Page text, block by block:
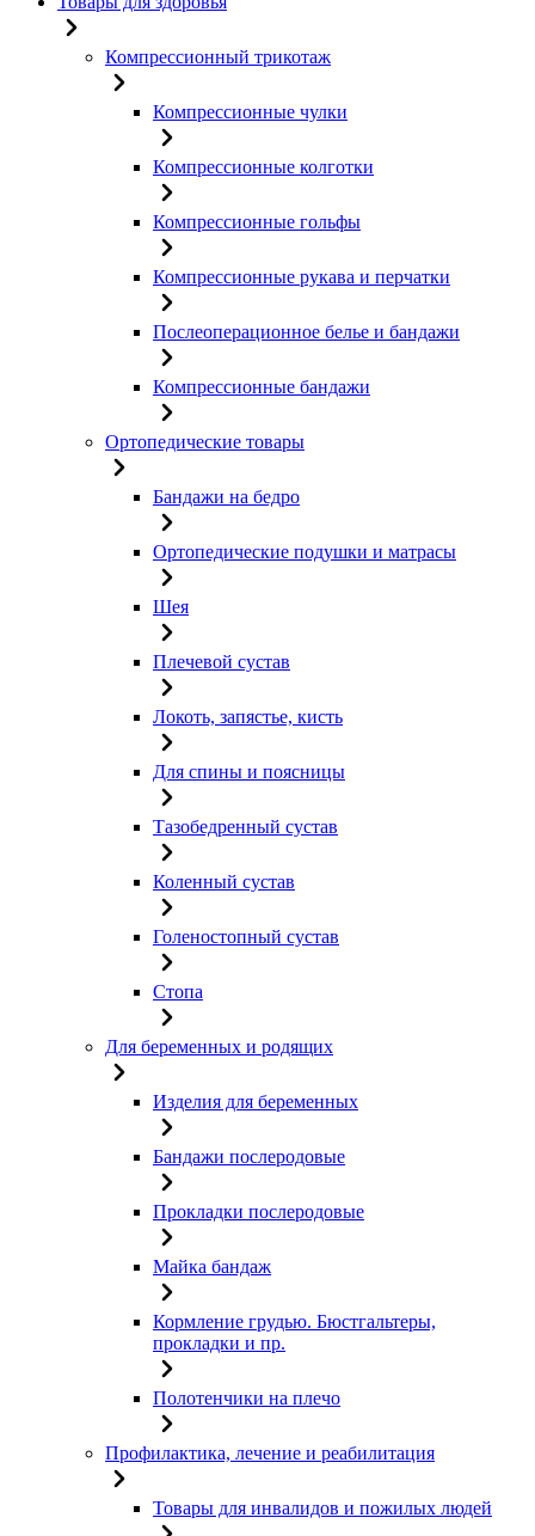
Компрессионный трикотаж
Компрессионные чулки
Компрессионные колготки
Компрессионные гольфы
Компрессионные рукава и перчатки
Послеоперационное белье и бандажи
Компрессионные бандажи
Ортопедические товары
Бандажи на бедро
Ортопедические подушки и матрасы
Шея
Плечевой сустав
Локоть, запястье, кисть
Для спины и поясницы
Тазобедренный сустав
Коленный сустав
Голеностопный сустав
Стопа
Для беременных и родящих
Изделия для беременных
Бандажи послеродовые
Прокладки послеродовые
Майка бандаж
Кормление грудью. Бюстгальтеры,
прокладки и пр.
Полотенчики на плечо
Профилактика, лечение и реабилитация
Товары для инвалидов и пожилых людей